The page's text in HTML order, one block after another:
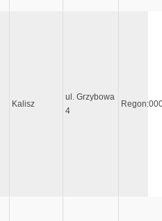
Kalisz
ul. Grzybowa
4